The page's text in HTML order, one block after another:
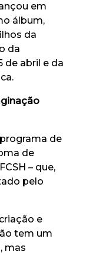
em
álbum,
da
da
de abril e da
de
de
– que,
pelo
e
tem um
mas